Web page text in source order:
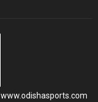
www.odishasports.com